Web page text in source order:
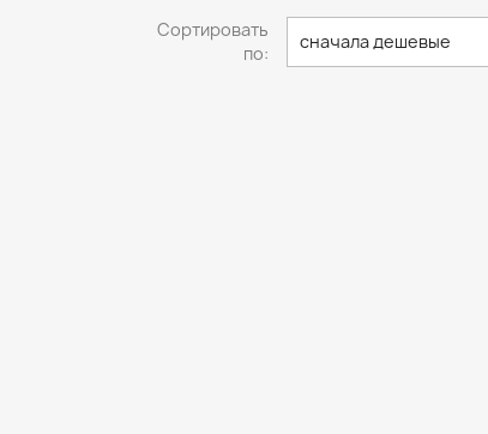
Сортировать
по:
сначала дешевые